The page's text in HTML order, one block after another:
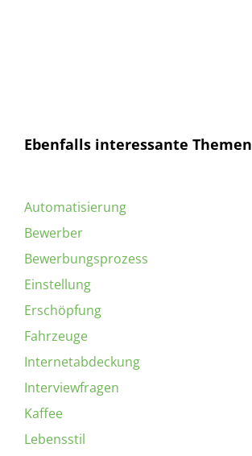
Ebenfalls interessante Themen
Automatisierung
Bewerber
Bewerbungsprozess
Einstellung
Erschöpfung
Fahrzeuge
Internetabdeckung
Interviewfragen
Kaffee
Lebensstil